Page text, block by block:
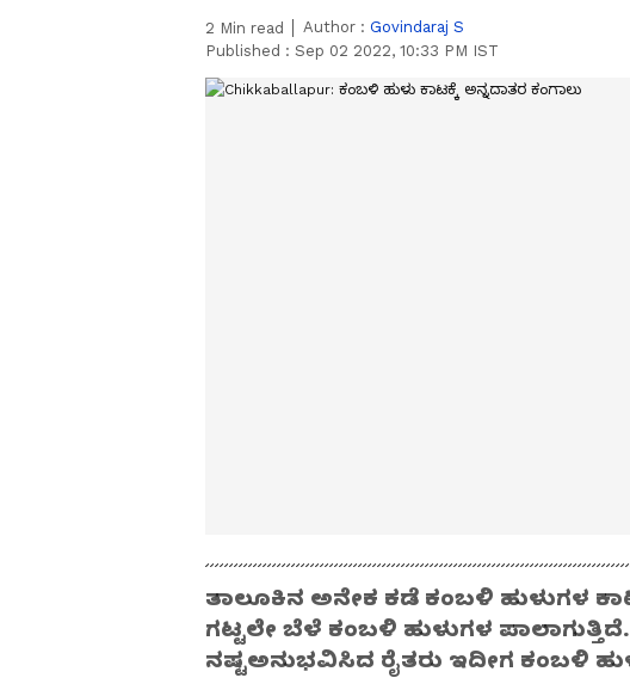
2 Min read Author : Govindaraj S
Published : Sep 02 2022, 10:33 PM IST
ತಾಲೂಕಿನ ಅನೇಕ ಕಡೆ ಕಂಬಳಿ ಹುಳುಗಳ
ಗಟ್ಟಲೇ ಬೆಳೆ ಕಂಬಳಿ ಹುಳುಗಳ
ನಷ್ಟಅನುಭವಿಸಿದ ರೈತರು ಇದೀಗ ಕಂಬಳಿ